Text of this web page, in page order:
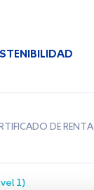
DE RENTA
1)